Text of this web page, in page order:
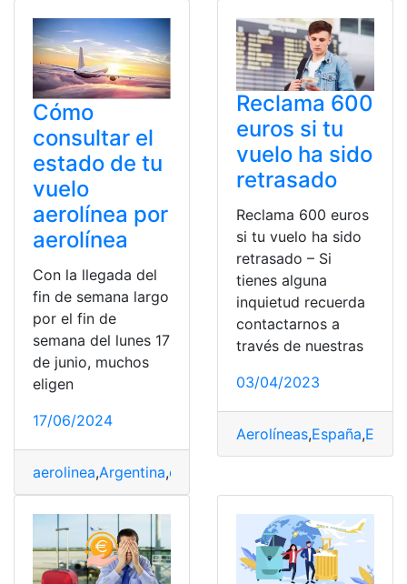
Cómo
consultar el
estado de tu
vuelo
aerolínea por
aerolínea
Con la llegada del
fin de semana largo
por el fin de
semana del lunes 17
de junio, muchos
eligen
17/06/2024
aerolinea,Argentina,consultar
Reclama 600
euros si tu
vuelo ha sido
retrasado
Reclama 600 euros
si tu vuelo ha sido
retrasado – Si
tienes alguna
inquietud recuerda
contactarnos a
través de nuestras
03/04/2023
Aerolíneas,España,Euros